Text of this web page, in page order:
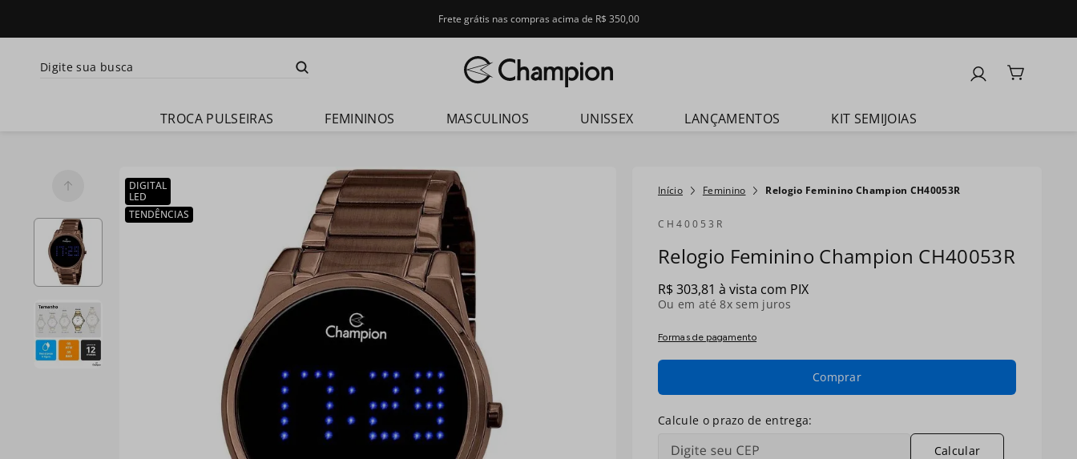
Frete grátis nas compras acima de R$ 350,00
Digite sua busca
TROCA PULSEIRAS FEMININOS MASCULINOS UNISSEX LANÇAMENTOS KIT SEMIJOIAS
DIGITAL
LED
TENDÊNCIAS
Feminino Relogio Feminino Champion CH40053R
CH40053R
Relogio Feminino Champion CH40053R
R$303,81 à vista com PIX
Ou em até8x sem juros
Formas de pagamento
Comprar
Calcular
1
champion
feminino
relogio
masculino
4º
troca-
pulseira
5º relogio
smartwatch
digital
masculino
relogio